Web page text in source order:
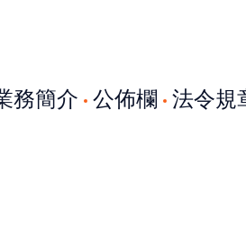
務簡介 公佈欄 法令規